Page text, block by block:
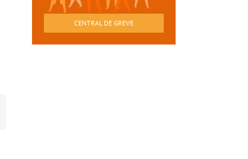
CENTRAL DE GREVE